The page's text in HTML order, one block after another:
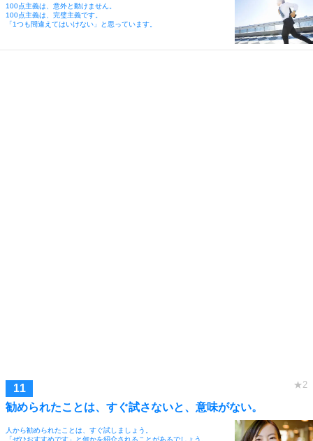
100点主義は、意外と動けません。
100点主義は、完璧主義です。
「1つも間違えてはいけない」と思っています。
勧められたことは、すぐ試さないと、意味がない。
人から勧められたことは、すぐ試しましょう。
「ぜひおすすめです」と何かを紹介されることがあるでしょう。